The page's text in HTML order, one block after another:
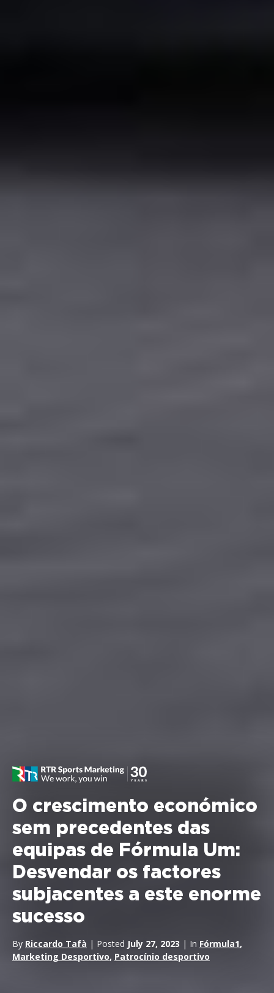
O crescimento económico
sem precedentes das
equipas de Fórmula Um:
Desvendar os factores
subjacentes a este enorme
sucesso
By Riccardo Tafà | Posted July 27, 2023 | In Fórmula1,
Marketing Desportivo, Patrocínio desportivo